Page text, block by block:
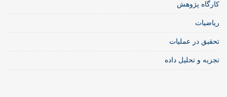
کارگاه پژوهش
ریاضیات
تحقیق در عملیات
تجزیه و تحلیل داده